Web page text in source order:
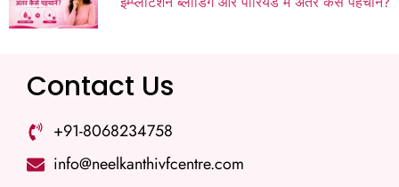
Contact Us
+91-8068234758
info@neelkanthivfcentre.com